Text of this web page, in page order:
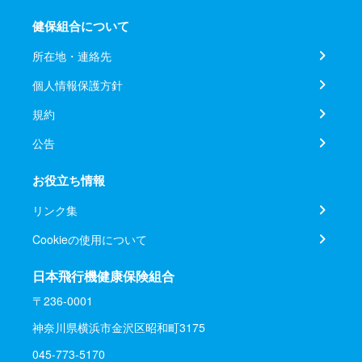
健保組合について
所在地・連絡先
個人情報保護方針
規約
公告
お役立ち情報
リンク集
Cookieの使用について
日本飛行機健康保険組合
〒236-0001
神奈川県横浜市金沢区昭和町3175
045-773-5170